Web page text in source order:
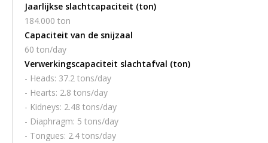
Jaarlijkse slachtcapaciteit (ton)
184.000 ton
Capaciteit van de snijzaal
60 ton/day
Verwerkingscapaciteit slachtafval (ton)
- Heads: 37.2 tons/day
- Hearts: 2.8 tons/day
- Kidneys: 2.48 tons/day
- Diaphragm: 5 tons/day
- Tongues: 2.4 tons/day